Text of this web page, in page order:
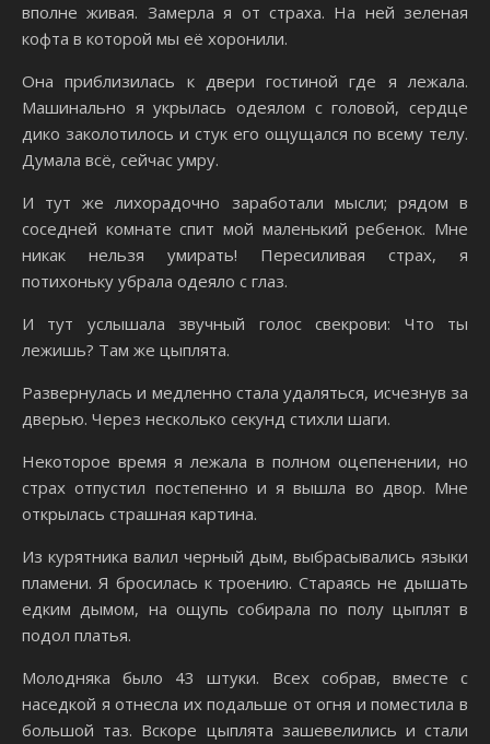
вполне живая. Замерла я от страха. На ней зеленая
кофта в которой мы её хоронили.
Она приблизилась к двери гостиной где я лежала.
Машинально я укрылась одеялом с головой, сердце
дико заколотилось и стук его ощущался по всему телу.
Думала всё, сейчас умру.
И тут же лихорадочно заработали мысли; рядом в
соседней комнате спит мой маленький ребенок. Мне
никак нельзя умирать! Пересиливая страх, я
потихоньку убрала одеяло с глаз.
И тут услышала звучный голос свекрови: Что ты
лежишь? Там же цыплята.
Развернулась и медленно стала удаляться, исчезнув за
дверью. Через несколько секунд стихли шаги.
Некоторое время я лежала в полном оцепенении, но
страх отпустил постепенно и я вышла во двор. Мне
открылась страшная картина.
Из курятника валил черный дым, выбрасывались языки
пламени. Я бросилась к троению. Стараясь не дышать
едким дымом, на ощупь собирала по полу цыплят в
подол платья.
Молодняка было 43 штуки. Всех собрав, вместе с
наседкой я отнесла их подальше от огня и поместила в
большой таз. Вскоре цыплята зашевелились и стали